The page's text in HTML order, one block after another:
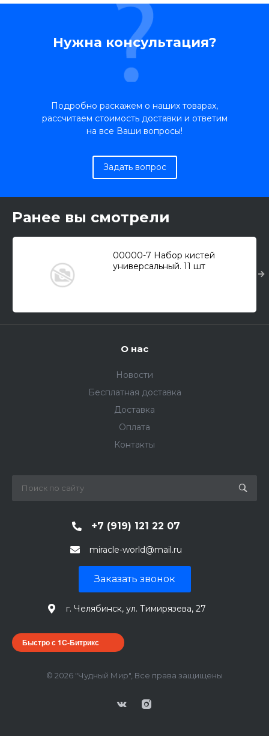
Нужна консультация?
Подробно раскажем о наших товарах,
рассчитаем стоимость доставки и ответим
на все Ваши вопросы!
Задать вопрос
Ранее вы смотрели
00000-7 Набор кистей
универсальный. 11 шт
О нас
Новости
Бесплатная доставка
Доставка
Оплата
Контакты
+7 (919) 121 22 07
miracle-world@mail.ru
Заказать звонок
г. Челябинск, ул. Тимирязева, 27
Быстро с 1С-Битрикс
© 2026 "Чудный Мир", Все права защищены